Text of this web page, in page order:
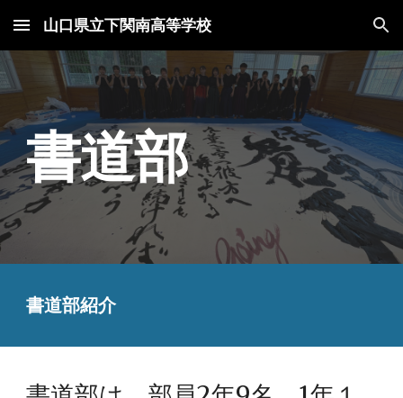
Skip to main content Skip to navigation
山口県立下関南高等学校
書道部
書道部紹介